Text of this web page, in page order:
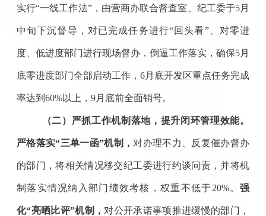
实行“一线工作法”，由营商办联合督查室、纪工委于5月
中旬下沉督导，对已完成任务进行“回头看”、 对零进
度、 低进度部门进行现场督办，倒逼工作落实，确保5月
底零进度部门全部启动工作，6月底开发区重点任务完成
率达到 60%以上，9月底前全面销号。
（二）严抓工作机制落地，提升闭环管理效能。
严格落实“三单一函”机制， 对办理不力、 反复催办督办
的部门，将相关情况移交纪工委进行约谈问责，并将机
制落实情况纳入部门绩效考核，权重不低于20%。强
化“亮晒比评”机制， 对公开承诺事项推进缓慢的部门，